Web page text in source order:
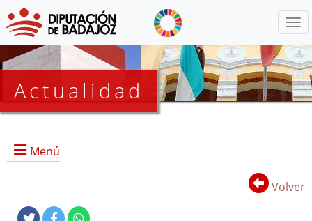
Actualidad
Menú
Noticias
Volver